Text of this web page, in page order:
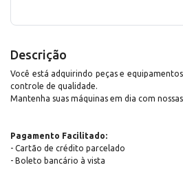
Descrição
Você está adquirindo peças e
controle de qualidade.
Mantenha suas máquinas em dia com
Pagamento Facilitado:
- Cartão de crédito parcelado
- Boleto bancário à vista